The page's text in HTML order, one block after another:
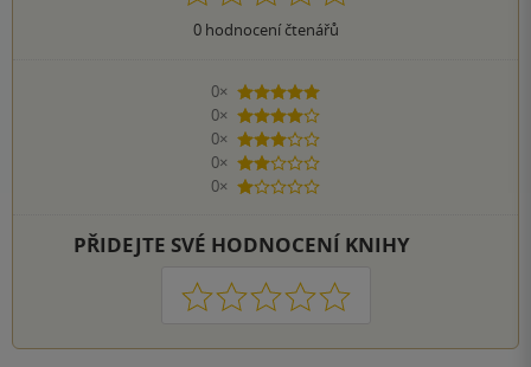
0hodnocení čtenářů
0×
5 hvězdiček
0×
4 hvězdičky
0×
3 hvězdičky
0×
2 hvězdičky
0×
1 hvezdička
PŘIDEJTE SVÉ HODNOCENÍ KNIHY
1 2 3 4 5